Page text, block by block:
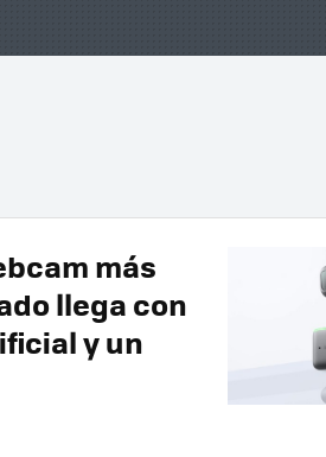
más
llega con
y un